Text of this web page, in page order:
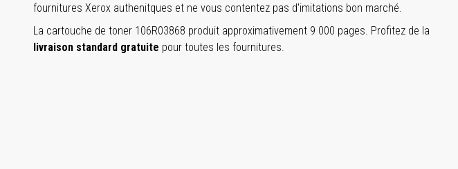
fournitures Xerox authenitques et ne vous contentez pas d'imitations bon marché.
La cartouche de toner 106R03868 produit approximativement 9 000 pages. Profitez de la
livraison standard gratuite pour toutes les fournitures.